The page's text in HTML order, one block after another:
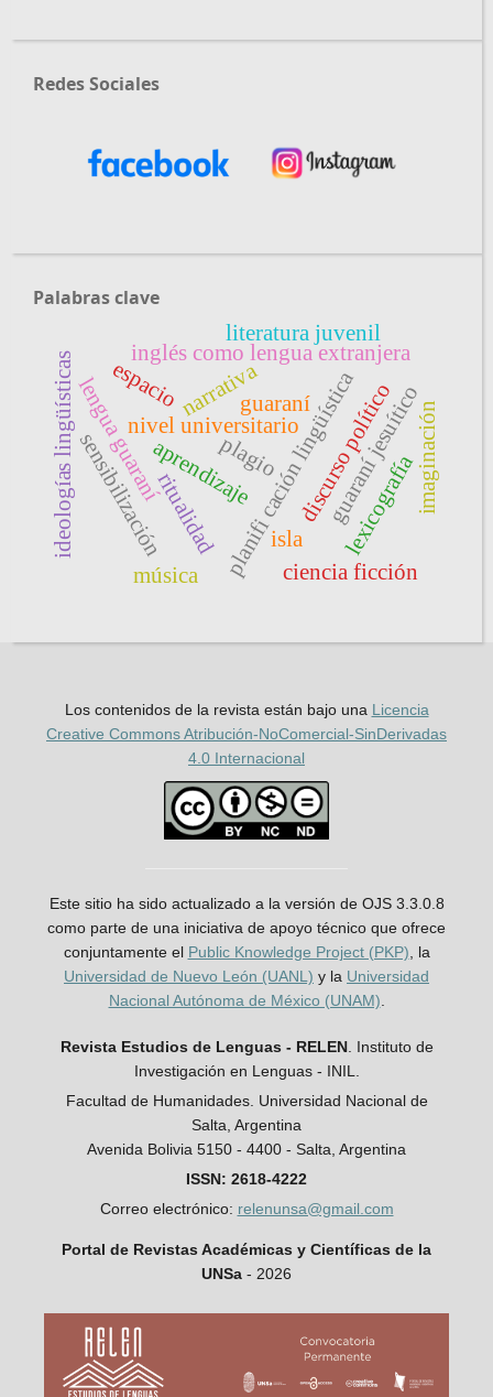
Redes Sociales
Palabras clave
discurso político
planifi cación lingüística
nivel universitario
inglés como lengua extranjera
lengua guaraníaprendizaje
narrativa guaraní jesuítico
lexicografía
ideologías lingüísticas ritualidad
guaraní
plagio
sensibilización
música
literatura juvenil
espacio
ciencia ficción
imaginación
isla
Los contenidos de la revista están bajo una Licencia
Creative Commons Atribución-NoComercial-SinDerivadas
4.0 Internacional
Este sitio ha sido actualizado a la versión de OJS 3.3.0.8
como parte de una iniciativa de apoyo técnico que ofrece
conjuntamente el Public Knowledge Project (PKP) , la
Universidad de Nuevo León (UANL) y la Universidad
Nacional Autónoma de México (UNAM)
Revista Estudios de Lenguas - RELEN. Instituto de
Investigación en Lenguas - INIL.
Facultad de Humanidades. Universidad Nacional de
Salta, Argentina
Avenida Bolivia 5150 - 4400 - Salta, Argentina
ISSN: 2618-4222
Correo electrónico: relenunsa@gmail.com
Portal de Revistas Académicas y Científicas de la
UNSa - 2026